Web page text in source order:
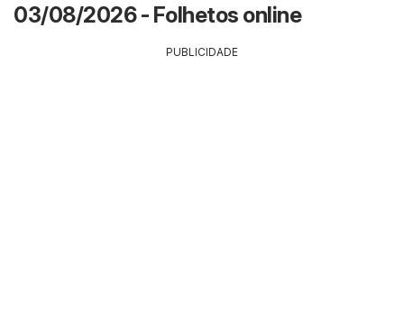
03/08/2026 - Folhetos online
PUBLICIDADE